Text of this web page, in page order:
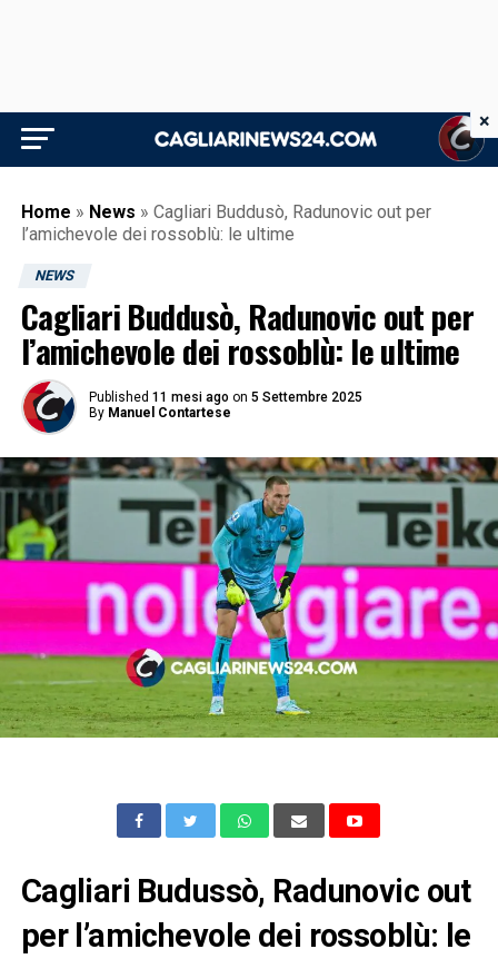
Home » News » Cagliari Buddusò, Radunovic out per
l’amichevole dei rossoblù: le ultime
NEWS
Cagliari Buddusò, Radunovic out per
l’amichevole dei rossoblù: le ultime
Published 11 mesi ago on 5 Settembre 2025
By Manuel Contartese
Cagliari Budussò, Radunovic out
per l’amichevole dei rossoblù: le
×